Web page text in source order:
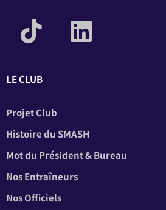
LE CLUB
Projet Club
Histoire du SMASH
Mot du Président & Bureau
Nos Entraîneurs
Nos Officiels